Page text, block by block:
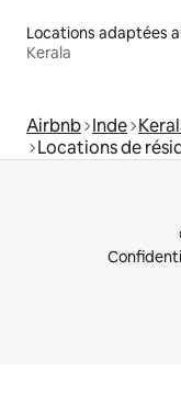
Kerala
Airbnb Inde
Locations de